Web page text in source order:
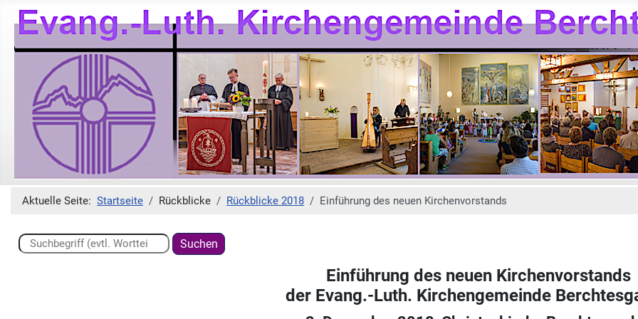
Aktuelle Seite: Startseite Rückblicke Rückblicke 2018 Einführung des neuen Kirchenvorstands
Suchen ...
Suchen
Einführung des neuen Kirchenvorstands
der Evang.-Luth. Kirchengemeinde